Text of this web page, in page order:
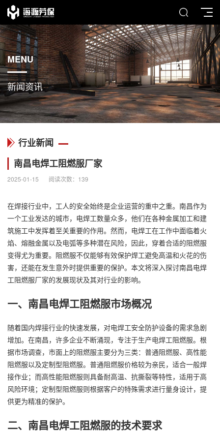
MENU
新闻资讯
行业新闻
南昌电焊工阻燃服厂家
2025-01-15 阅读次数： 139
在焊接行业中，工人的安全始终是企业运营的重中之重。南昌作为
一个工业发达的城市，电焊工数量众多，他们在各种金属加工和建
筑施工中发挥着至关重要的作用。然而，电焊工在工作中面临着火
焰、熔融金属以及电弧等多种潜在风险，因此，穿着合适的阻燃服
变得尤为重要。阻燃服不仅能够有效保护焊工避免高温和火花的伤
害，还能在发生意外时提供重要的保护。本文将深入探讨南昌电焊
工阻燃服厂家的发展现状及其对行业的影响。
一、南昌电焊工阻燃服市场概况
随着国内焊接行业的快速发展，对电焊工安全防护设备的需求急剧
增加。在南昌，许多企业不断涌现，专注于生产电焊工阻燃服。根
据市场调查，市面上的阻燃服主要分为三类：普通阻燃服、高性能
阻燃服以及定制型阻燃服。普通阻燃服价格较为亲民，适合一般焊
接作业；而高性能阻燃服则具备耐高温、抗撕裂等特性，适用于高
风险环境；定制型阻燃服则根据客户的特殊需求进行量身设计，提
供更为精准的保护。
二、南昌电焊工阻燃服的技术要求